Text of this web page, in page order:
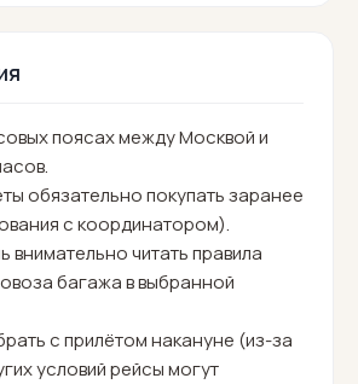
поясах между Москвой и
обязательно покупать заранее
с координатором).
внимательно читать правила
багажа в выбранной
с прилётом накануне (из-за
условий рейсы могут